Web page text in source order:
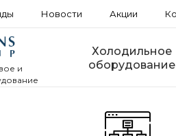
Новости Акции
и
Холодильное
оборудование